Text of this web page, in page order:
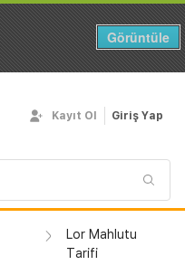
Görüntüle
Kayıt Ol Giriş Yap
Lor Mahlutu
Tarifi